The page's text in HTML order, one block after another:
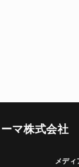
マ株式会社
メディ